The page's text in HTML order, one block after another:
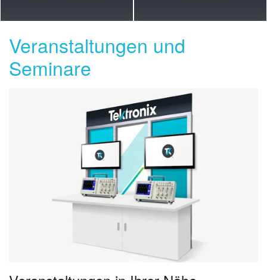
Veranstaltungen und
Seminare